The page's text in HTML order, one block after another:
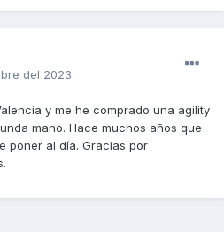
del 2023
y me he comprado una agility
mano. Hace muchos años que
poner al día. Gracias por